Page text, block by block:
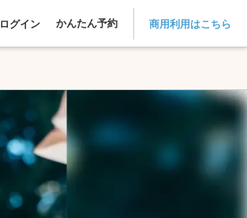
ログイン かんたん予約 商用利用はこちら